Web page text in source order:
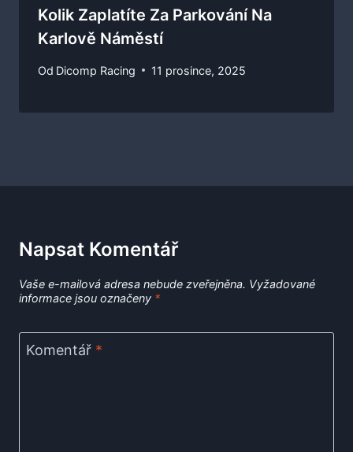
Kolik Zaplatíte Za Parkování Na
Karlově Náměstí
Od Dicomp Racing 11 prosince, 2025
Napsat Komentář
Vaše e-mailová adresa nebude zveřejněna. Vyžadované
informace jsou označeny *
Komentář *